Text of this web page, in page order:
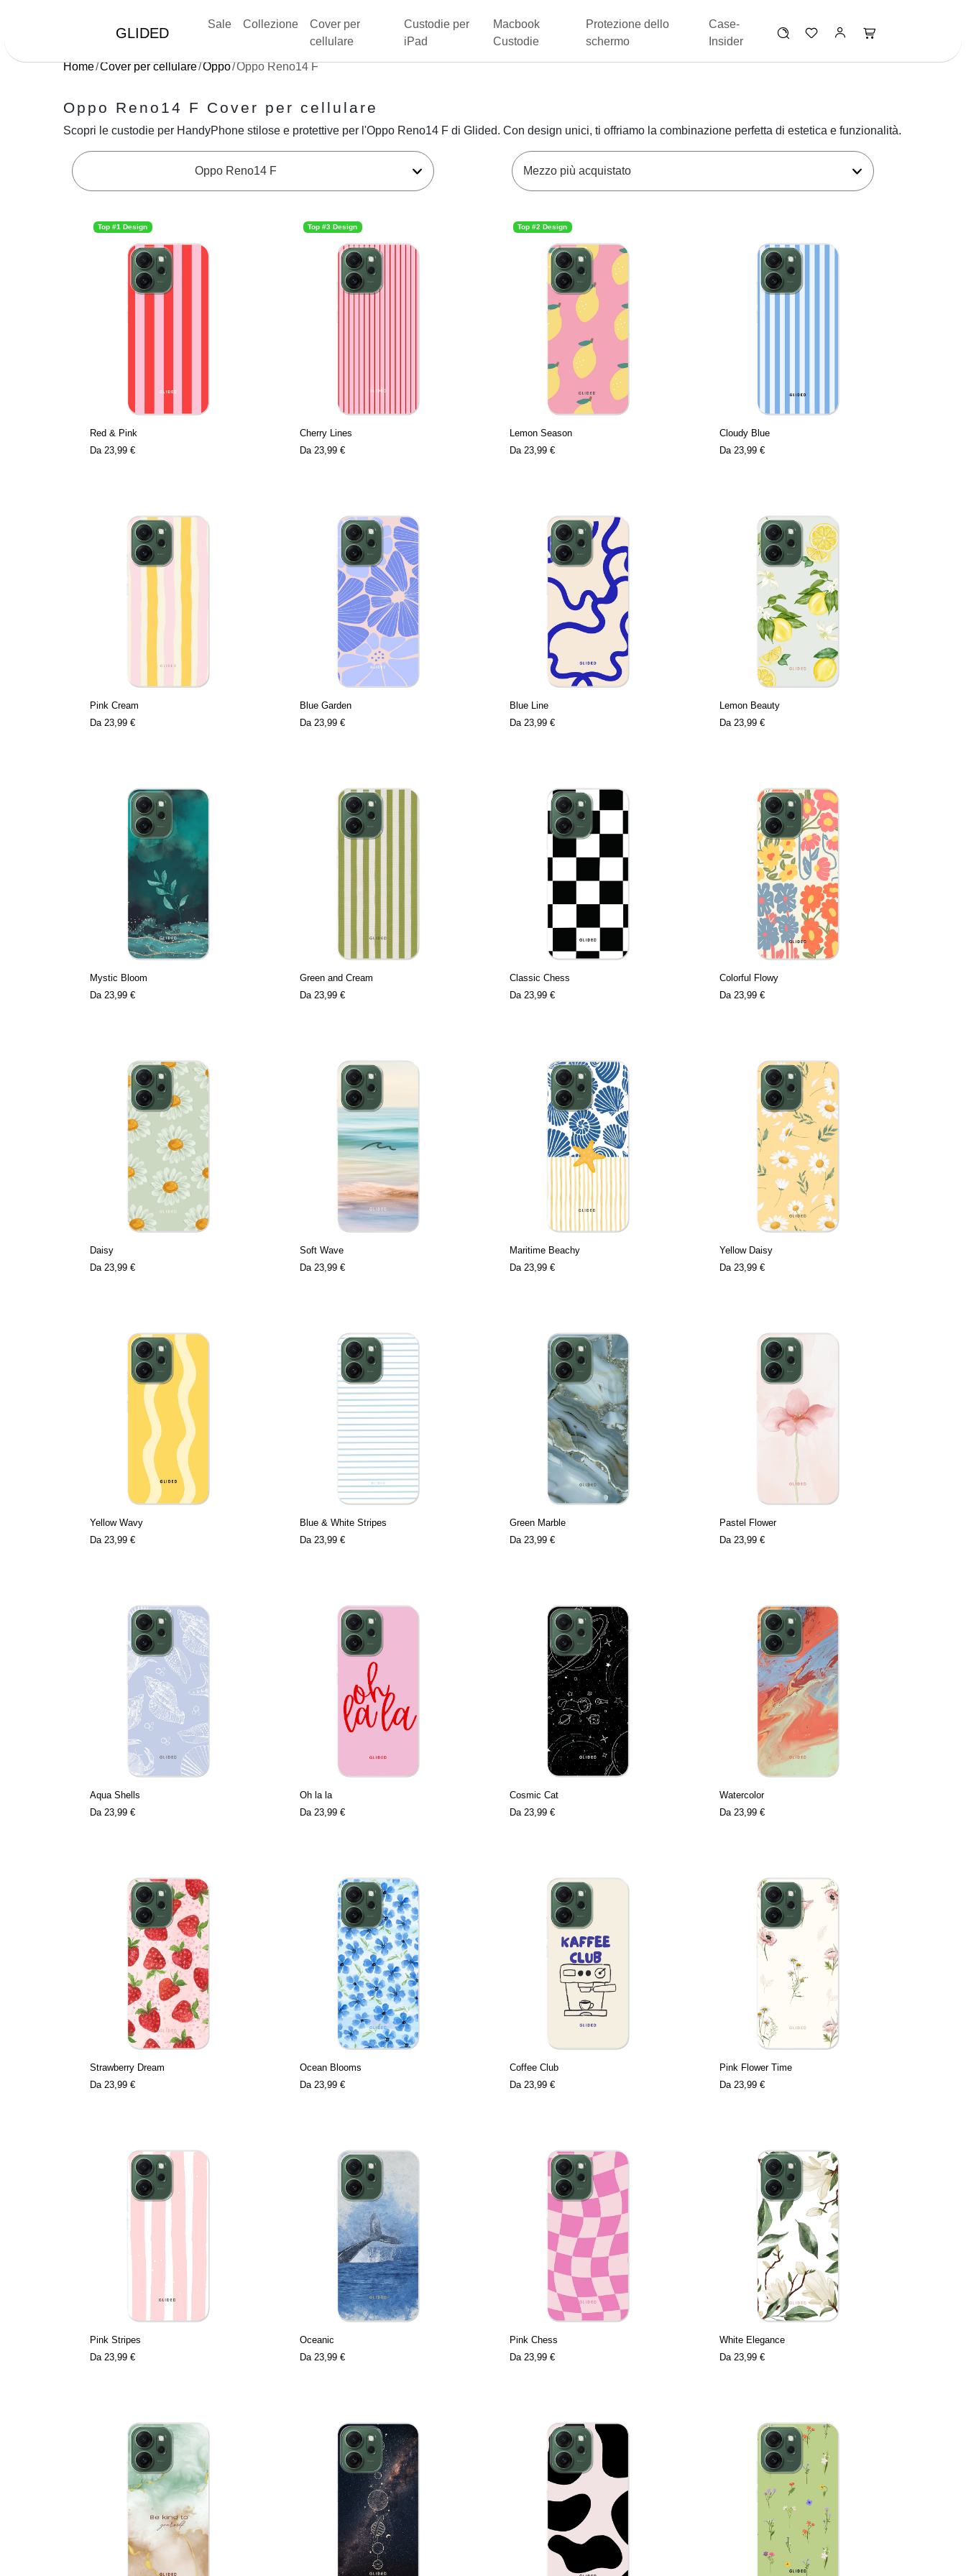
GLIDED
Sale Collezione
Cover per
cellulare
Custodie per
iPad
Macbook
Custodie
Protezione dello
schermo
Case-
Insider
Home Cover per cellulare Oppo Oppo Reno14 F
Oppo Reno14 F Cover per cellulare
Scopri le custodie per HandyPhone stilose e protettive per l'Oppo Reno14 F di Glided. Con design unici, ti offriamo la combinazione perfetta di estetica e funzionalità.
Oppo Reno14 F
Top #1 Design
Red & Pink
Da 23,99 €
Top #3 Design
Cherry Lines
Da 23,99 €
Top #2 Design
Lemon Season
Da 23,99 €
Cloudy Blue
Da 23,99 €
Pink Cream
Da 23,99 €
Blue Garden
Da 23,99 €
Blue Line
Da 23,99 €
Lemon Beauty
Da 23,99 €
Mystic Bloom
Da 23,99 €
Green and Cream
Da 23,99 €
Classic Chess
Da 23,99 €
Colorful Flowy
Da 23,99 €
Daisy
Da 23,99 €
Soft Wave
Da 23,99 €
Maritime Beachy
Da 23,99 €
Yellow Daisy
Da 23,99 €
Yellow Wavy
Da 23,99 €
Blue & White Stripes
Da 23,99 €
Green Marble
Da 23,99 €
Pastel Flower
Da 23,99 €
Aqua Shells
Da 23,99 €
Oh la la
Da 23,99 €
Cosmic Cat
Da 23,99 €
Watercolor
Da 23,99 €
Strawberry Dream
Da 23,99 €
Ocean Blooms
Da 23,99 €
Coffee Club
Da 23,99 €
Pink Flower Time
Da 23,99 €
Pink Stripes
Da 23,99 €
Oceanic
Da 23,99 €
Pink Chess
Da 23,99 €
White Elegance
Da 23,99 €